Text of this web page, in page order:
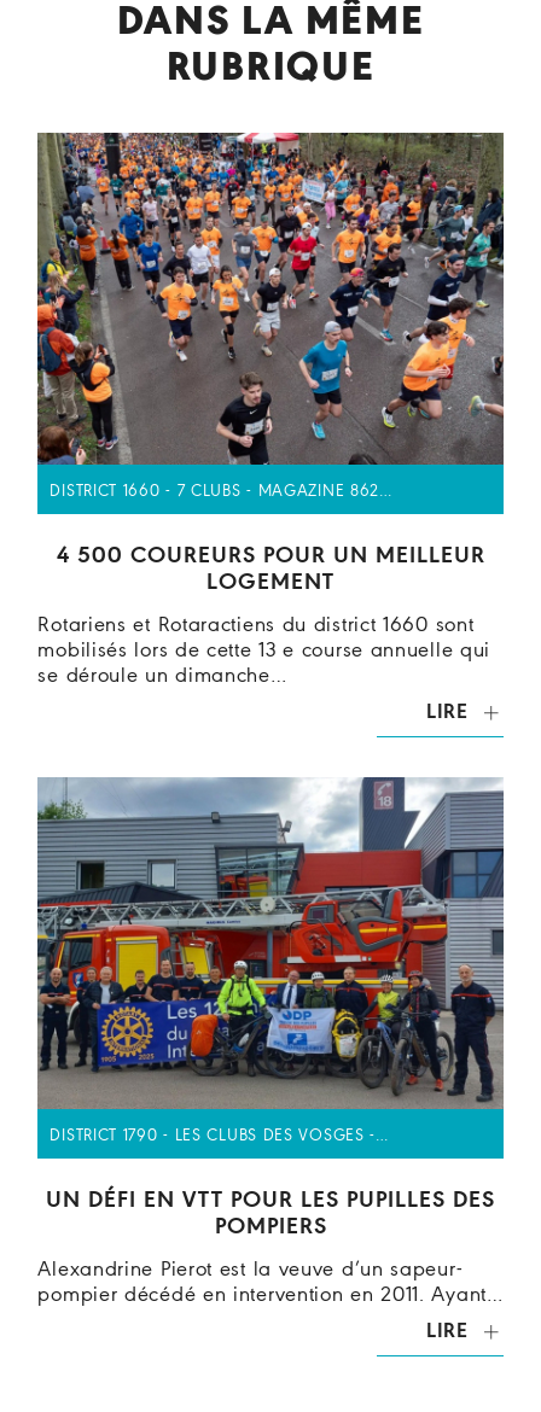
DANS LA MÊME
RUBRIQUE
DISTRICT 1660 - 7 CLUBS - MAGAZINE 862…
4 500 COUREURS POUR UN MEILLEUR
LOGEMENT
Rotariens et Rotaractiens du district 1660 sont
mobilisés lors de cette 13 e course annuelle qui
se déroule un dimanche…
LIRE
DISTRICT 1790 - LES CLUBS DES VOSGES -…
UN DÉFI EN VTT POUR LES PUPILLES DES
POMPIERS
Alexandrine Pierot est la veuve d’un sapeur-
pompier décédé en intervention en 2011. Ayant…
LIRE